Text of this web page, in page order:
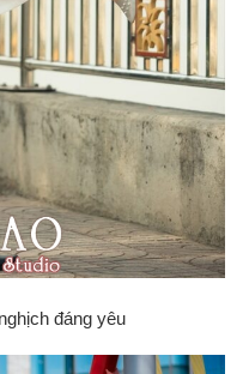
đáng yêu